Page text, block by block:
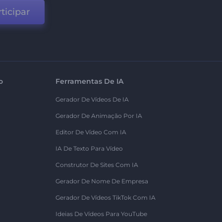
Ferramentas De IA
Gerador De Vídeos De IA
Gerador De Animação Por IA
Editor De Vídeo Com IA
IA De Texto Para Vídeo
Construtor De Sites Com IA
Gerador De Nome De Empresa
Gerador De Vídeos TikTok Com IA
Ideias De Vídeos Para YouTube